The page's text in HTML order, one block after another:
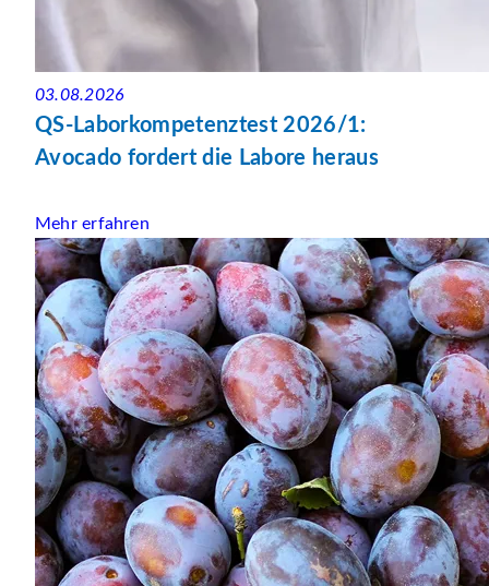
03.08.2026
QS-Laborkompetenztest 2026/1:
Avocado fordert die Labore heraus
Mehr erfahren